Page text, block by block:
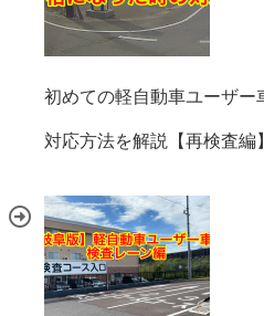
初めての軽自動車ユーザ
対応方法を解説【再検査編】